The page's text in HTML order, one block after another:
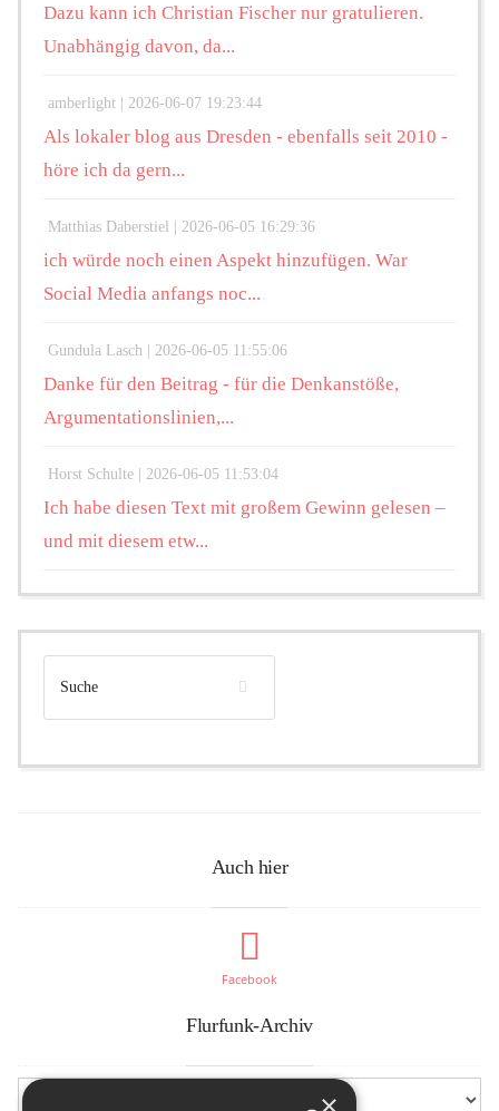
Dazu kann ich Christian Fischer nur gratulieren.
Unabhängig davon, da...
amberlight | 2026-06-07 19:23:44
Als lokaler blog aus Dresden - ebenfalls seit 2010 -
höre ich da gern...
Matthias Daberstiel | 2026-06-05 16:29:36
ich würde noch einen Aspekt hinzufügen. War
Social Media anfangs noc...
Gundula Lasch | 2026-06-05 11:55:06
Danke für den Beitrag - für die Denkanstöße,
Argumentationslinien,...
Horst Schulte | 2026-06-05 11:53:04
Ich habe diesen Text mit großem Gewinn gelesen –
und mit diesem etw...
Auch hier
Facebook
Flurfunk-Archiv